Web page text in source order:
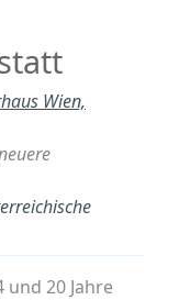
Wien,
und 20 Jahre